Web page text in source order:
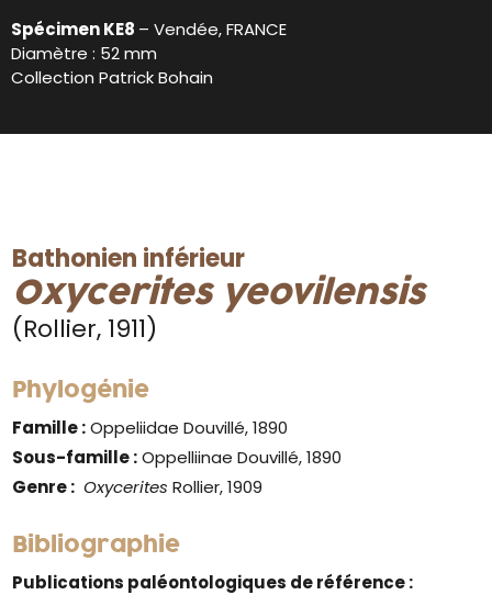
Spécimen KE8 – Vendée, FRANCE
Diamètre : 52 mm
Collection Patrick Bohain
Bathonien inférieur
Oxycerites yeovilensis
(Rollier, 1911)
Phylogénie
Famille :Oppeliidae Douvillé, 1890
Sous-famille :Oppelliinae Douvillé, 1890
Genre: Oxycerites Rollier, 1909
Bibliographie
Publications paléontologiques de référence :